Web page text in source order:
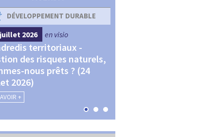
DÉVELOPPEMENT DURABLE
2026 en visio
territoriaux -
des risques naturels,
nous prêts ? (24
2026)
+